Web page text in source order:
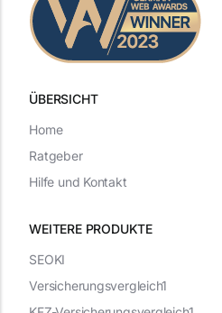
ÜBERSICHT
WEITERE PRODUKTE
SEOKI
Versicherungsvergleich1
Home
Ratgeber
Hilfe und Kontakt